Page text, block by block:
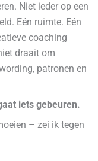
Niet ieder op een
Eén ruimte. Eén
coaching
draait om
patronen en
iets gebeuren.
– zei ik tegen